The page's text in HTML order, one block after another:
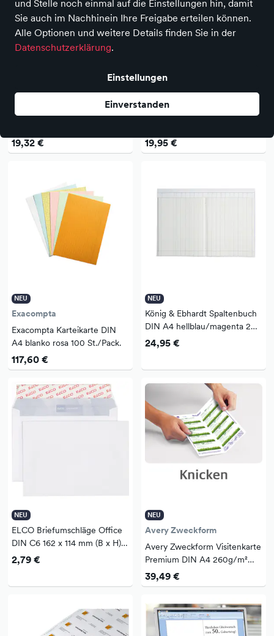
und Stelle noch einmal auf die Einstellungen hin, damit
Sie auch im Nachhinein Ihre Freigabe erteilen können.
Alle Optionen und weitere Details finden Sie in der
Datenschutzerklärung.
Einstellungen
Einverstanden
Avery Zweckform
Avery Zweckform
selbstdurchschreibend 1
Durchschlag 2 x 40 Bl.
19,32 €
NEU
Avery Zweckform Visitenkarte
25 Bl./Pack. 250 St./Pack.
19,95 €
NEU
Exacompta
Exacompta Karteikarte DIN
A4 blanko rosa 100 St./Pack.
117,60 €
NEU
König & Ebhardt Spaltenbuch
DIN A4 hellblau/magenta 2
Spalten 40 Bl.
24,95 €
NEU
ELCO Briefumschläge Office
DIN C6 162 x 114 mm (B x H)
mit Haftklebung ohne Fenster
80g/m² hochweiß 25
2,79 €
NEU
Avery Zweckform
Avery Zweckform Visitenkarte
Premium DIN A4 260g/m²
weiß 25 Bl./Pack. 200
St./Pack.
39,49 €